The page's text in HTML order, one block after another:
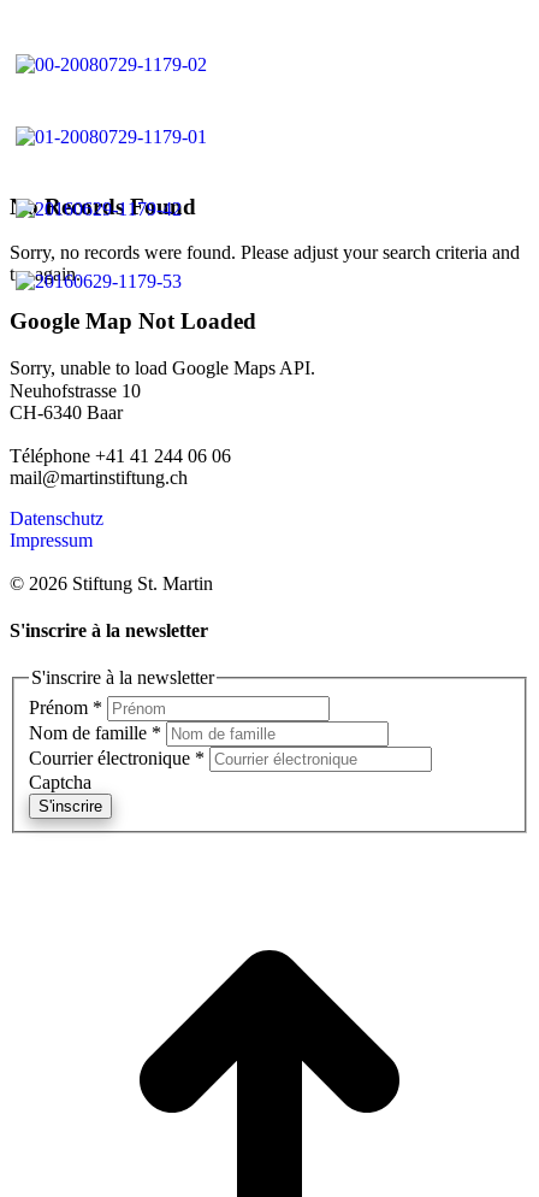
No Records Found
Sorry, no records were found. Please adjust your search criteria and
try again.
Google Map Not Loaded
Sorry, unable to load Google Maps API.
Neuhofstrasse 10
CH-6340 Baar
Téléphone +41 41 244 06 06
mail@martinstiftung.ch
Datenschutz
Impressum
© 2026 Stiftung St. Martin
S'inscrire à la newsletter
S'inscrire à la newsletter
Prénom *
Nom de famille *
Courrier électronique *
Captcha
S'inscrire